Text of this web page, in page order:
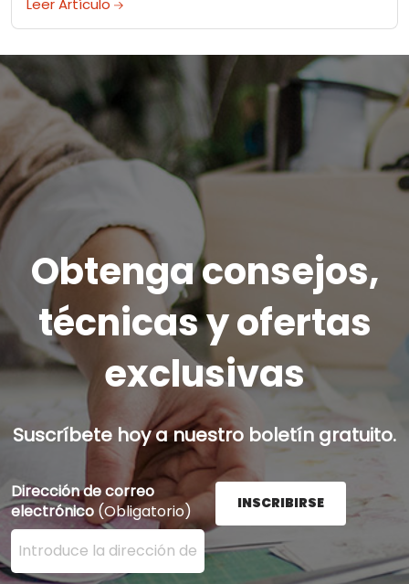
Leer Artículo
Obtenga consejos,
técnicas y ofertas
exclusivas
Suscríbete hoy a nuestro boletín gratuito.
Dirección de correo
electrónico (Obligatorio)
Ingrese su dirección de correo electrónico aquí y
INSCRIBIRSE